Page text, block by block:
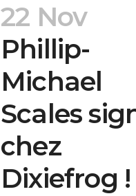
22 Nov
Phillip-
Michael
Scales
chez
Dixiefrog !